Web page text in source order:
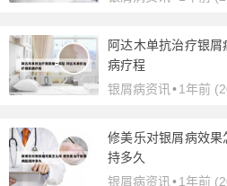
阿达木单抗治疗银
病疗程
银屑病资讯 •1年前
修美乐对银屑病效
持多久
银屑病资讯 •1年前